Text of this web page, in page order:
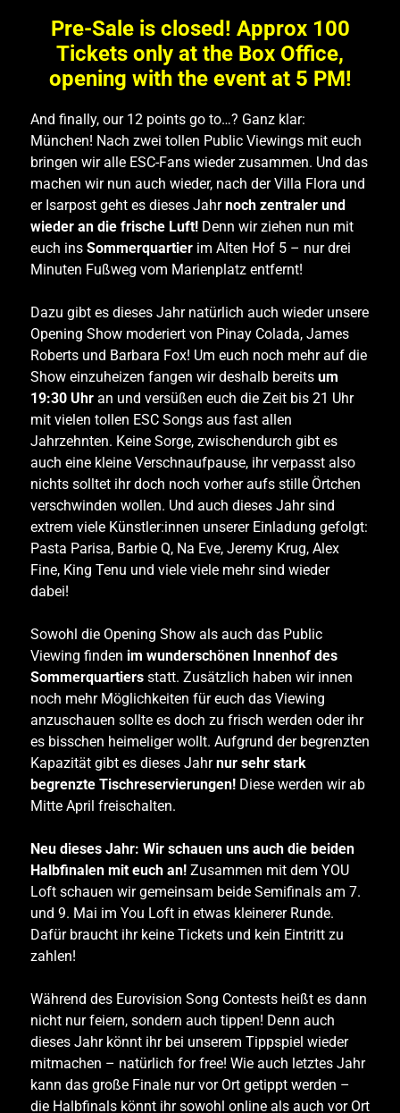
Pre-Sale is closed! Approx 100
Tickets only at the Box Office,
opening with the event at 5 PM!
And finally, our 12 points go to…? Ganz klar:
München! Nach zwei tollen Public Viewings mit euch
bringen wir alle ESC-Fans wieder zusammen. Und das
machen wir nun auch wieder, nach der Villa Flora und
er Isarpost geht es dieses Jahrnoch zentraler und
wieder an die frische Luft! Denn wir ziehen nun mit
euch ins Sommerquartier im Alten Hof 5 – nur drei
Minuten Fußweg vom Marienplatz entfernt!
Dazu gibt es dieses Jahr natürlich auch wieder unsere
Opening Show moderiert von Pinay Colada, James
Roberts und Barbara Fox! Um euch noch mehr auf die
Show einzuheizen fangen wir deshalb bereits um
19:30 Uhr an und versüßen euch die Zeit bis 21 Uhr
mit vielen tollen ESC Songs aus fast allen
Jahrzehnten. Keine Sorge, zwischendurch gibt es
auch eine kleine Verschnaufpause, ihr verpasst also
nichts solltet ihr doch noch vorher aufs stille Örtchen
verschwinden wollen. Und auch dieses Jahr sind
extrem viele Künstler:innen unserer Einladung gefolgt:
Pasta Parisa, Barbie Q, Na Eve, Jeremy Krug, Alex
Fine, King Tenu und viele viele mehr sind wieder
dabei!
Sowohl die Opening Show als auch das Public
Viewing finden im wunderschönen Innenhof des
Sommerquartiers statt. Zusätzlich haben wir innen
noch mehr Möglichkeiten für euch das Viewing
anzuschauen sollte es doch zu frisch werden oder ihr
es bisschen heimeliger wollt. Aufgrund der begrenzten
Kapazität gibt es dieses Jahrnur sehr stark
begrenzte Tischreservierungen! Diese werden wir ab
Mitte April freischalten.
Neu dieses Jahr: Wir schauen uns auch die beiden
Halbfinalen mit euch an! Zusammen mit dem YOU
Loft schauen wir gemeinsam beide Semifinals am 7.
und 9. Mai im You Loft in etwas kleinerer Runde.
Dafür braucht ihr keine Tickets und kein Eintritt zu
zahlen!
Während des Eurovision Song Contests heißt es dann
nicht nur feiern, sondern auch tippen! Denn auch
dieses Jahr könnt ihr bei unserem Tippspiel wieder
mitmachen – natürlich for free! Wie auch letztes Jahr
kann das große Finale nur vor Ort getippt werden –
die Halbfinals könnt ihr sowohl online als auch vor Ort